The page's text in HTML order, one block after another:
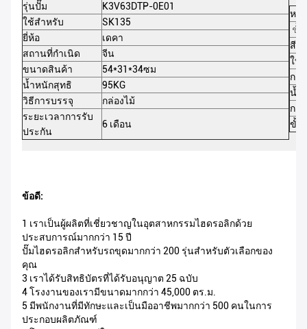
รุ่นปั๊ม
K3V63DTP-0E01
ใช้สำหรับ
SK135
ยี่ห้อ
เดคา
สถานที่กำเนิด
จีน
ขนาดสินค้า
54*31*34ซม
น้ำหนักสุทธิ
95KG
วิธีการบรรจุ
กล่องไม้
ระยะเวลาการรับ
ประกัน
6 เดือน
หม
ชั้น
สี
ใบ
กา
น้ำ
กา
ขั้น
ข้อดี:
1 เราเป็นผู้ผลิตที่เชี่ยวชาญในอุตสาหกรรมไฮดรอลิกด้วย
ประสบการณ์มากกว่า 15 ปี
ปั๊มไฮดรอลิกสำหรับรถขุดมากกว่า 200 รุ่นสำหรับตัวเลือกของ
คุณ
3 เราได้รับสิทธิบัตรที่ได้รับอนุญาต 25 ฉบับ
4 โรงงานของเรามีขนาดมากกว่า 45,000 ตร.ม.
5 มีพนักงานที่มีทักษะและเป็นมืออาชีพมากกว่า 500 คนในการ
ประกอบผลิตภัณฑ์